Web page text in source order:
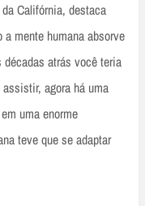
Califórnia, destaca
mente humana absorve
décadas atrás você teria
agora há uma
uma enorme
teve que se adaptar